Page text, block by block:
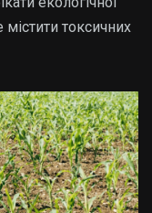
токсичних